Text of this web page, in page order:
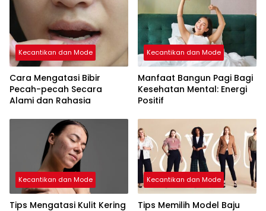
Kecantikan dan Mode
Cara Mengatasi Bibir
Pecah-pecah Secara
Alami dan Rahasia
Kecantikan dan Mode
Manfaat Bangun Pagi Bagi
Kesehatan Mental: Energi
Positif
Kecantikan dan Mode
Tips Mengatasi Kulit Kering
Kecantikan dan Mode
Tips Memilih Model Baju